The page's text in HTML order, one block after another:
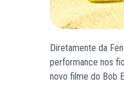
Diretamente da
performance nos
novo filme do Bob